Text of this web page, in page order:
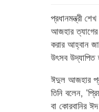
প্রধানমন্ত্রী
আজহার ত্যাগের
করার আহ্বান
উৎসব উদ্‌যাপিত
ঈদুল আজহার
তিনি বলেন,
বা কোরবানির